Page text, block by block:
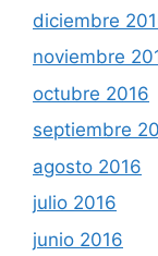
diciembre
noviembre
octubre 2016
septiembre
agosto 2016
julio 2016
junio 2016